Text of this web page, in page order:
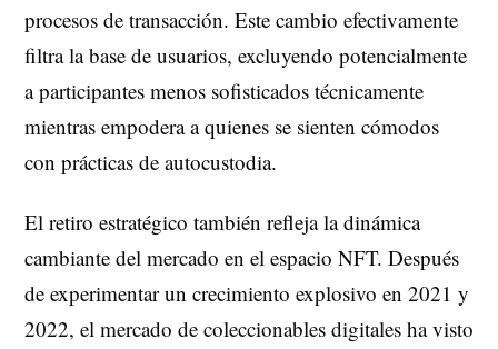
procesos de transacción. Este cambio efectivamente
filtra la base de usuarios, excluyendo potencialmente
a participantes menos sofisticados técnicamente
mientras empodera a quienes se sienten cómodos
con prácticas de autocustodia.
El retiro estratégico también refleja la dinámica
cambiante del mercado en el espacio NFT. Después
de experimentar un crecimiento explosivo en 2021 y
2022, el mercado de coleccionables digitales ha visto